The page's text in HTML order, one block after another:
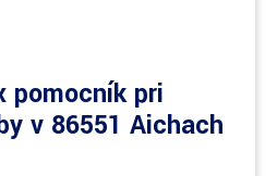
pomocník pri
v 86551 Aichach